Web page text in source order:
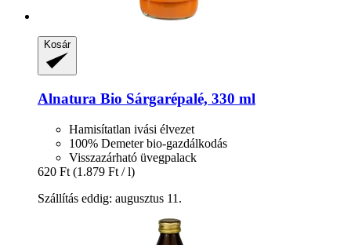
Kosár
Alnatura Bio Sárgarépalé, 330 ml
Hamisítatlan ivási élvezet
100% Demeter bio-gazdálkodás
Visszazárható üvegpalack
620 Ft (1.879 Ft / l)
Szállítás eddig: augusztus 11.